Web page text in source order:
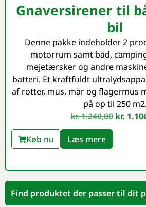
Gnaversirener til
bil
Denne pakke indeholder 2
motorrum samt båd,
mejetærsker og andre
batteri. Et kraftfuldt
af rotter, mus, mår og flagermus
på op til 250 m2.
kr.1.240,00 kr.
Køb nu Læs mere
Find produktet der passer til dit